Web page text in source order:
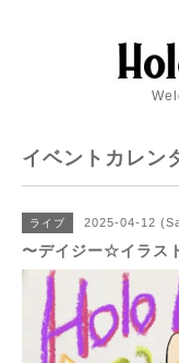
イベントカレン
ライブ 2025-04-12
〜デイジー☆イラス